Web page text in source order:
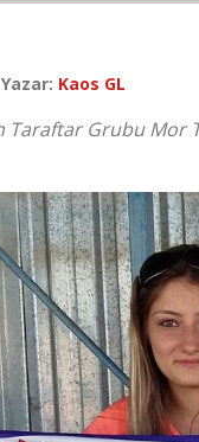
Yazar: Kaos GL
Taraftar Grubu Mor